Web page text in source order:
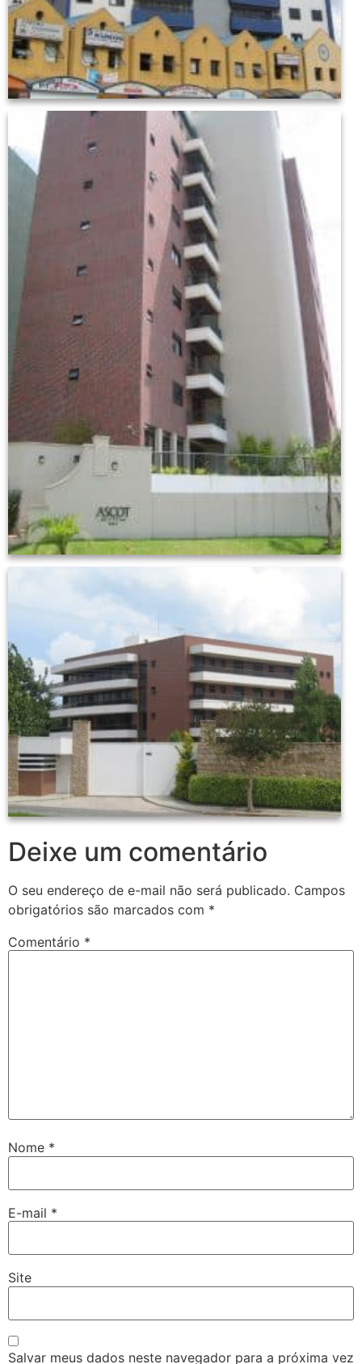
Deixe um comentário
O seu endereço de e-mail não será publicado. Campos
obrigatórios são marcados com *
Comentário *
Nome *
E-mail *
Site
Salvar meus dados neste navegador para a próxima vez